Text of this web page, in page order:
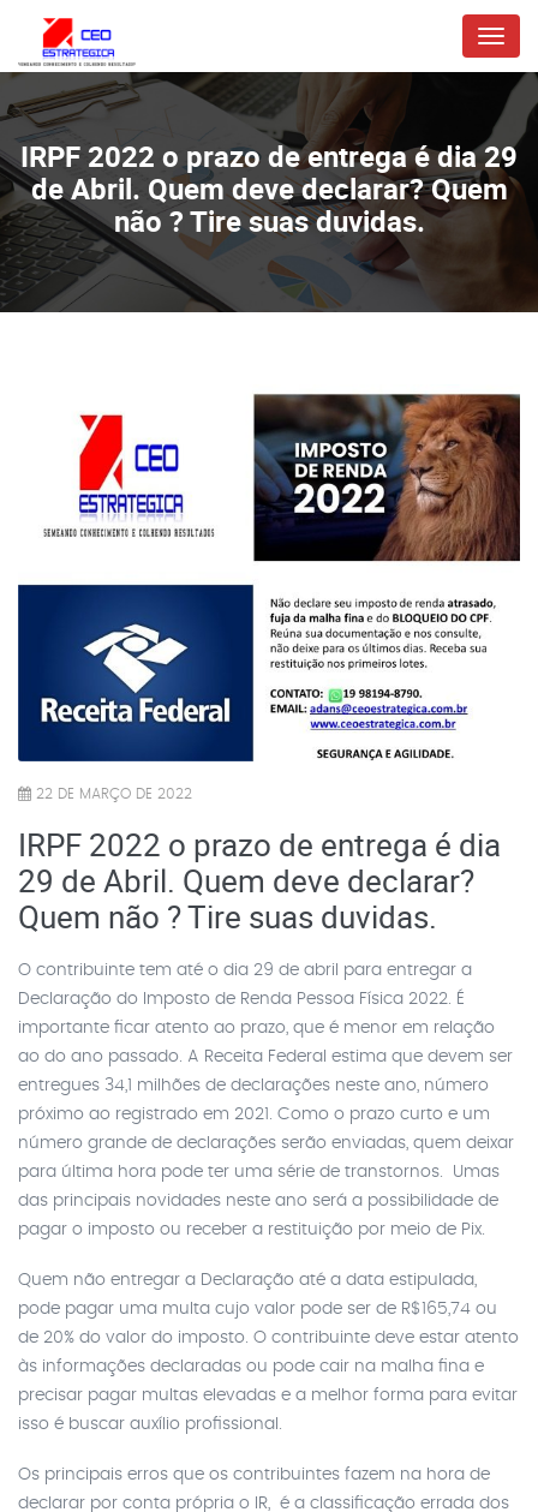
Menu
IRPF 2022 o prazo de entrega é dia 29
de Abril. Quem deve declarar? Quem
não ? Tire suas duvidas.
22 DE MARÇO DE 2022
IRPF 2022 o prazo de entrega é dia
29 de Abril. Quem deve declarar?
Quem não ? Tire suas duvidas.
O contribuinte tem até o dia 29 de abril para entregar a
Declaração do Imposto de Renda Pessoa Física 2022. É
importante ficar atento ao prazo, que é menor em relação
ao do ano passado. A Receita Federal estima que devem ser
entregues 34,1 milhões de declarações neste ano, número
próximo ao registrado em 2021. Como o prazo curto e um
número grande de declarações serão enviadas, quem deixar
para última hora pode ter uma série de transtornos. Umas
das principais novidades neste ano será a possibilidade de
pagar o imposto ou receber a restituição por meio de Pix.
Quem não entregar a Declaração até a data estipulada,
pode pagar uma multa cujo valor pode ser de R$165,74 ou
de 20% do valor do imposto. O contribuinte deve estar atento
às informações declaradas ou pode cair na malha fina e
precisar pagar multas elevadas e a melhor forma para evitar
isso é buscar auxílio profissional.
Os principais erros que os contribuintes fazem na hora de
declarar por conta própria o IR, é a classificação errada dos